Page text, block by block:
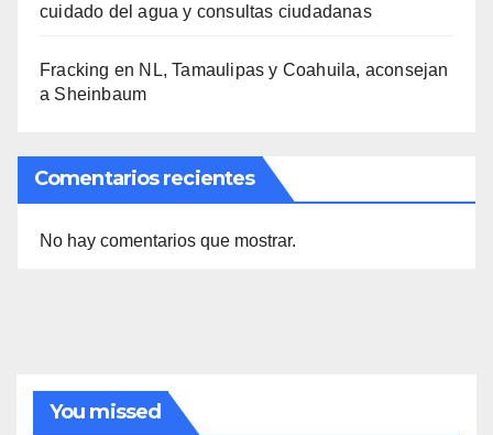
cuidado del agua y consultas ciudadanas
Fracking en NL, Tamaulipas y Coahuila, aconsejan
a Sheinbaum
Comentarios recientes
No hay comentarios que mostrar.
You missed